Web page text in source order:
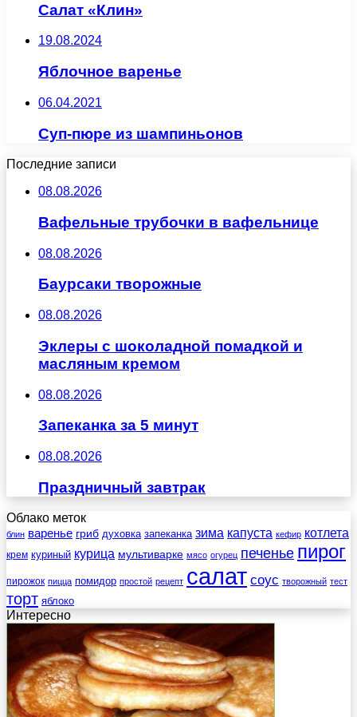
Салат «Клин»
19.08.2024
Яблочное варенье
06.04.2021
Суп-пюре из шампиньонов
Последние записи
08.08.2026
Вафельные трубочки в вафельнице
08.08.2026
Баурсаки творожные
08.08.2026
Эклеры с шоколадной помадкой и
масляным кремом
08.08.2026
Запеканка за 5 минут
08.08.2026
Праздничный завтрак
Облако меток
блин варенье гриб духовка запеканка зима капуста кефир котлета
крем куриный курица мультиварке мясо огурец печенье пирог
пирожок пицца помидор простой рецепт салат соус творожный тест
торт яблоко
Интересно